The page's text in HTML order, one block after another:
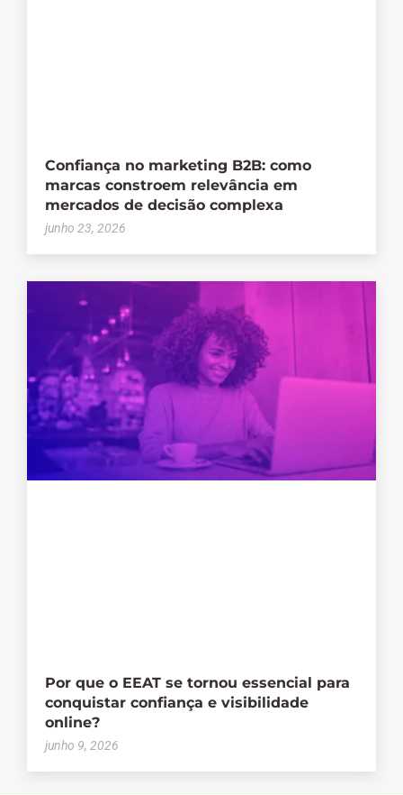
Confiança no marketing B2B: como
marcas constroem relevância em
mercados de decisão complexa
junho 23, 2026
Por que o EEAT se tornou essencial para
conquistar confiança e visibilidade
online?
junho 9, 2026